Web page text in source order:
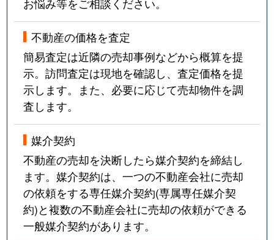
不動産の価格を査定
簡易査定は近隣の売却事例などから概算を提
示。訪問査定は現地を確認し、査定価格を提
示します。また、必要に応じて売却物件を調
査します。
媒介契約
不動産の売却を決断したら媒介契約を締結し
ます。媒介契約は、一つの不動産会社に売却
の依頼をする専任媒介契約(専属専任媒介契
約)と複数の不動産会社に売却の依頼ができる
一般媒介契約があります。